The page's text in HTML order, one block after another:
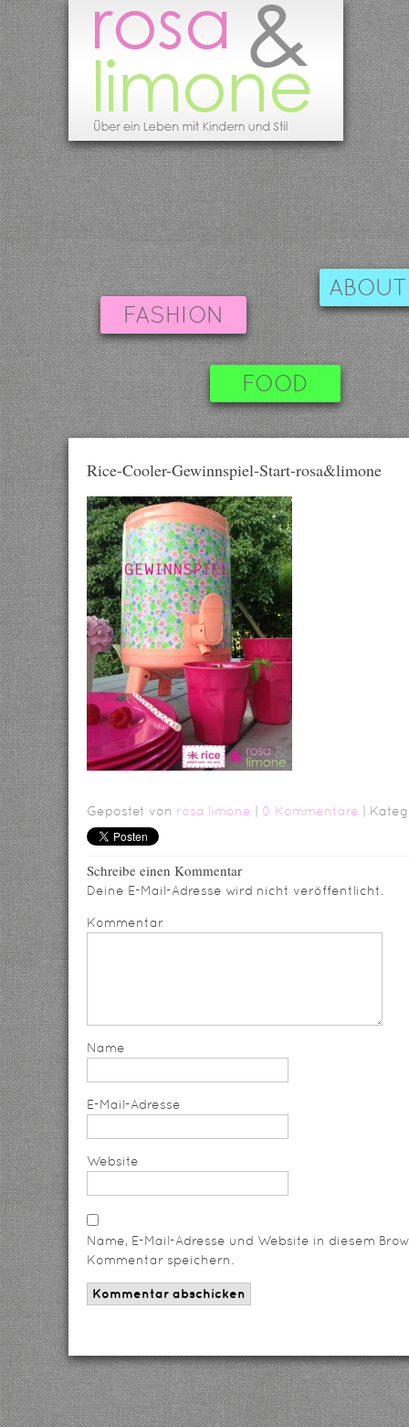
FASHION
FOOD
Rice-Cooler-Gewinnspiel-Start-rosa&limone
Gepostet von rosa limone 0 Kommentare |
Schreibe einen Kommentar
Deine E-Mail-Adresse wird nicht veröffentlicht.
Kommentar
Name
E-Mail-Adresse
Website
Name, E-Mail-Adresse und Website in diesem
Kommentar speichern.